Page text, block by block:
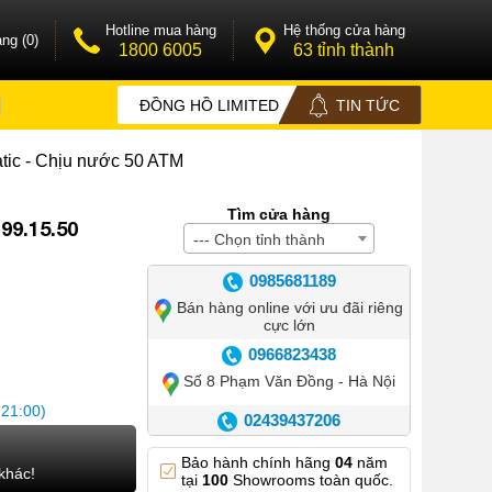
(0)
Hotline mua hàng
1800 6005
Hệ thống cửa hàng
63 tỉnh thành
ĐỒNG HỒ LIMITED TIN TỨC
- Chịu nước 50 ATM
Tìm cửa hàng
--- Chọn tỉnh thành
0985681189
Bán hàng online với ưu đãi riêng
cực lớn
0966823438
Số 8 Phạm Văn Đồng - Hà Nội
02439437206
Số 42 Phố Huế - Hoàn Kiếm –
Hà Nội
Bảo hành chính hãng 04năm
tại 100Showrooms toàn quốc.